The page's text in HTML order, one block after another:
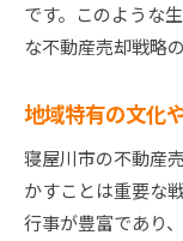
です。このような
な不動産売却戦略
地域特有の文化
寝屋川市の不動産
かすことは重要な
行事が豊富であり